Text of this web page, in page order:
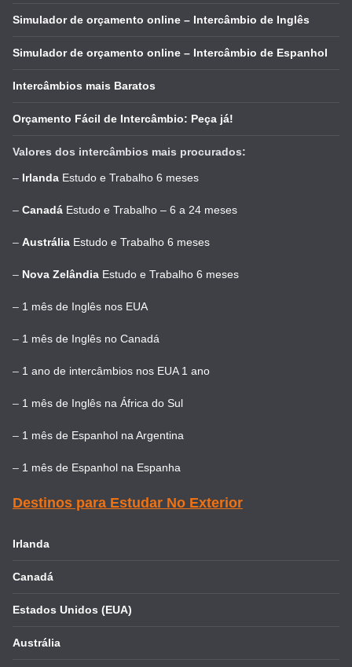
Simulador de orçamento online – Intercâmbio de Inglês
Simulador de orçamento online – Intercâmbio de Espanhol
Intercâmbios mais Baratos
Orçamento Fácil de Intercâmbio: Peça já!
Valores dos intercâmbios mais procurados:
– Irlanda Estudo e Trabalho 6 meses
– Canadá Estudo e Trabalho – 6 a 24 meses
– Austrália Estudo e Trabalho 6 meses
– Nova Zelândia Estudo e Trabalho 6 meses
– 1 mês de Inglês nos EUA
– 1 mês de Inglês no Canadá
– 1 ano de intercâmbios nos EUA 1 ano
– 1 mês de Inglês na África do Sul
– 1 mês de Espanhol na Argentina
– 1 mês de Espanhol na Espanha
Destinos para Estudar No Exterior
Irlanda
Canadá
Estados Unidos (EUA)
Austrália